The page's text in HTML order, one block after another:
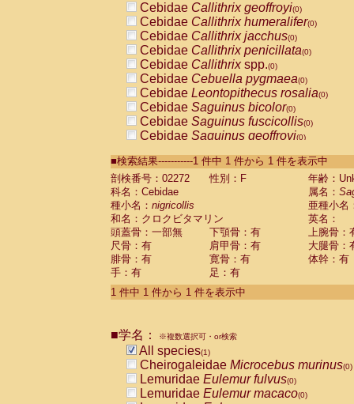
Cebidae Callithrix geoffroyi(0)
Cebidae Callithrix humeralifer(0)
Cebidae Callithrix jacchus(0)
Cebidae Callithrix penicillata(0)
Cebidae Callithrixspp.(0)
Cebidae Cebuella pygmaea(0)
Cebidae Leontopithecus rosalia(0)
Cebidae Saguinus bicolor(0)
Cebidae Saguinus fuscicollis(0)
Cebidae Saguinus geoffroyi(0)
CebidaeSaguinus labiatus(0)
Cebidae Saguinus leucopus (0)
Cebidae
CebidaeSaguinus mystax
CebidaeSaguinus nigricollis (1)
Cebidae Saguinus oedipus
Cebidae Saguinus weddelli
Cebidae Saguinusspp.
Cebidae Aotus trivirgatus
Cebidae Cebus albifrons
CebidaeCebus nigrivittatus
CebidaeCebus
CebidaeSaimiri boliviensis(0)
CebidaeSaimiri sciureus(0)
AtelidaeAlouatta caraya(0)
■検索結果-----------1 件中 1 件から 1 件を表示中
剖検番号：02272
性別：F
年齢：
科名：Cebidae
属名：
種小名： nigricollis
亜種小名
和名：クロクビタマリン
英名：
頭蓋骨：一部無
下顎骨：有
上腕骨：
尺骨：有
肩甲骨：有
大腿骨：
腓骨：有
寛骨：有
体幹：有
手：有
足：有
1 件中 1 件から 1 件を表示中
■学名： ※複数選択可・or検索
All species(1)
Cheirogaleidae Microcebus murinus(0)
Lemuridae Eulemur fulvus(0)
Lemuridae Eulemur macaco(0)